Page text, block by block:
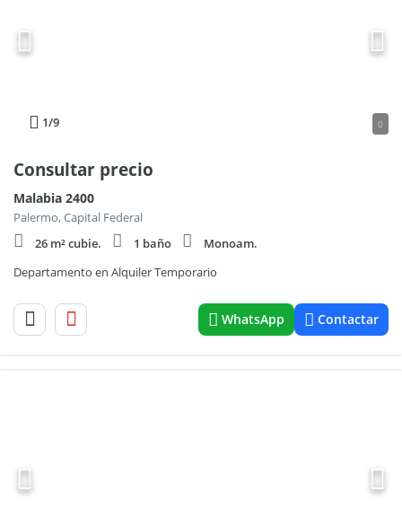
1/9 0
Consultar precio
Malabia 2400
Palermo, Capital Federal
26 m² cubie.
1 baño
Monoam.
Departamento en Alquiler Temporario
WhatsApp Contactar